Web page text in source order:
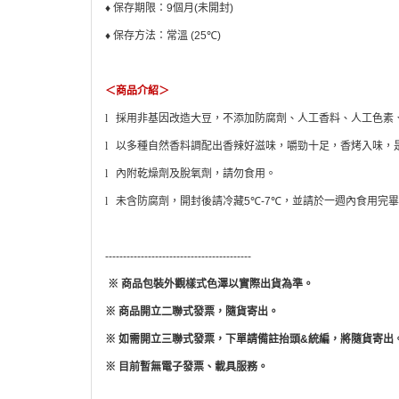
♦ 保存期限： 9個月 (未開封)
♦ 保存方法：常溫 (25℃)
＜商品介紹＞
l 採用非基因改造大豆，不添加防腐劑、人工香料、人工色素
l 以多種自然香料調配出香辣好滋味，嚼勁十足，香烤入味，
l 內附乾燥劑及脫氧劑，請勿食用。
l 未含防腐劑，開封後請冷藏5℃-7℃ ，並請於一週內食用完畢
-----------------------------------------
※ 商品包裝外觀樣式色澤以實際出貨為準。
※ 商品開立二聯式發票，隨貨寄出。
※ 如需開立三聯式發票，下單請備註抬頭&統編，將隨貨寄出
※ 目前暫無電子發票、載具服務。